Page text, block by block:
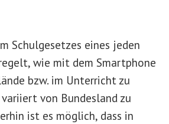
Schulgesetzes eines jeden
wie mit dem Smartphone
bzw. im Unterricht zu
von Bundesland zu
ist es möglich, dass in